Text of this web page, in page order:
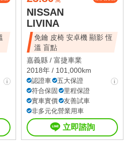
NISSAN
LIVINA
免鑰 皮椅 安卓機 顯影 恆
溫 盲點
嘉義縣 / 富捷車業
2018年 / 101,000km
認證車
五大保證
符合保固
里程保證
實車實價
友善試車
非多元化營業用車
立即諮詢